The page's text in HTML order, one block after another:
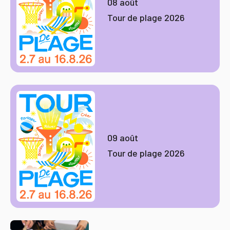
08 août
Tour de plage 2026
09 août
Tour de plage 2026